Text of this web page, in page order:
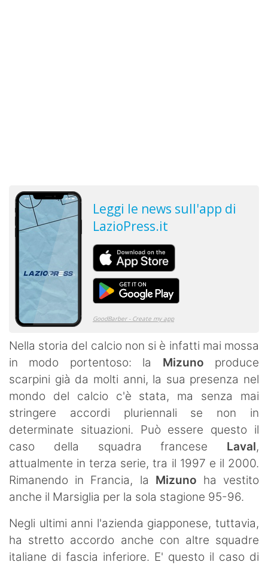
Nella storia del calcio non si è infatti mai mossa
in modo portentoso: la Mizuno produce
scarpini già da molti anni, la sua presenza nel
mondo del calcio c'è stata, ma senza mai
stringere accordi pluriennali se non in
determinate situazioni. Può essere questo il
caso della squadra francese Laval,
attualmente in terza serie, tra il 1997 e il 2000.
Rimanendo in Francia, la Mizuno ha vestito
anche il Marsiglia per la sola stagione 95-96.
Negli ultimi anni l'azienda giapponese, tuttavia,
ha stretto accordo anche con altre squadre
italiane di fascia inferiore. E' questo il caso di